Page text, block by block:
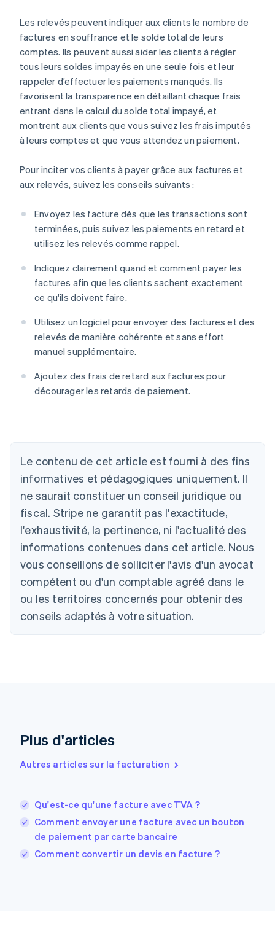
Les relevés peuvent indiquer aux clients le nombre de
factures en souffrance et le solde total de leurs
comptes. Ils peuvent aussi aider les clients à régler
tous leurs soldes impayés en une seule fois et leur
rappeler d’effectuer les paiements manqués. Ils
favorisent la transparence en détaillant chaque frais
entrant dans le calcul du solde total impayé, et
montrent aux clients que vous suivez les frais imputés
à leurs comptes et que vous attendez un paiement.
Pour inciter vos clients à payer grâce aux factures et
aux relevés, suivez les conseils suivants :
Envoyez les facture dès que les transactions sont
terminées, puis suivez les paiements en retard et
utilisez les relevés comme rappel.
Indiquez clairement quand et comment payer les
factures afin que les clients sachent exactement
ce qu'ils doivent faire.
Utilisez un logiciel pour envoyer des factures et des
relevés de manière cohérente et sans effort
manuel supplémentaire.
Ajoutez des frais de retard aux factures pour
décourager les retards de paiement.
Le contenu de cet article est fourni à des fins
informatives et pédagogiques uniquement. Il
ne saurait constituer un conseil juridique ou
fiscal. Stripe ne garantit pas l'exactitude,
l'exhaustivité, la pertinence, ni l'actualité des
informations contenues dans cet article. Nous
vous conseillons de solliciter l'avis d'un avocat
compétent ou d'un comptable agréé dans le
ou les territoires concernés pour obtenir des
conseils adaptés à votre situation.
Plus d'articles
Autres articles sur la facturation
Qu'est-ce qu'une facture avec TVA ?
Comment envoyer une facture avec un bouton
de paiement par carte bancaire
Comment convertir un devis en facture ?
Allemagne
Belgique
Nederlands Français Deutsch English
Brésil
Português English
Bulgarie
Canada
EnglishFrançais
Chine continentale
简体中文 English
Chypre
English
English Italiano
Danemark
États-Unis
English Español 简体中文
Finlande
Gibraltar
English
Grèce
Hongrie